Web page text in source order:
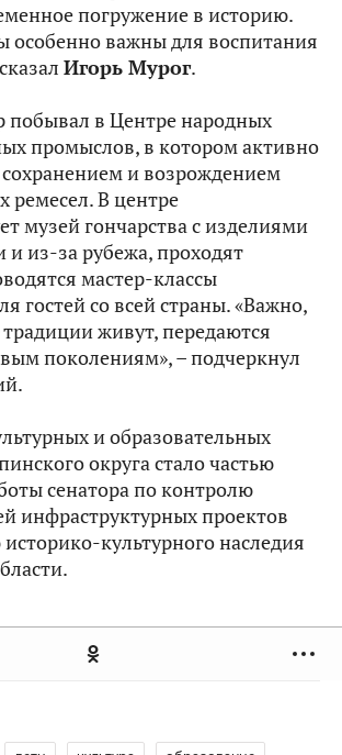
погружение в историю.
особенно важны для воспитания
Игорь Мурог.
побывал в Центре народных
промыслов, в котором активно
и возрождением
ремесел. В центре
музей гончарства с изделиями
и из‑за рубежа, проходят
мастер-классы
гостей со всей страны. «Важно,
живут, передаются
поколениям», – подчеркнул
и образовательных
округа стало частью
сенатора по контролю
инфраструктурных проектов
культурного наследия